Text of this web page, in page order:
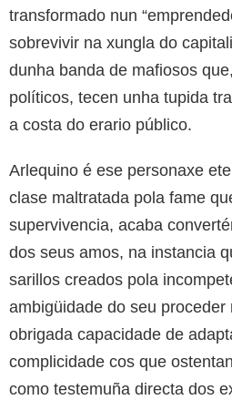
transformado nun
sobrevivir na xungla do
dunha banda de mafiosos
políticos, tecen unha tupida
a costa do erario público.
Arlequino é ese personaxe
clase maltratada pola fame
supervivencia, acaba
dos seus amos, na instancia
sarillos creados pola
ambigüidade do seu proceder
obrigada capacidade de
complicidade cos que
como testemuña directa dos